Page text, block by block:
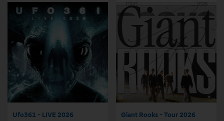
Ufo361 - LIVE 2026 Giant Rooks - Tour 2026